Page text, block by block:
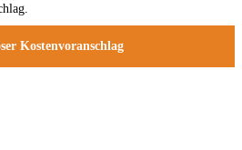
Kostenvoranschlag